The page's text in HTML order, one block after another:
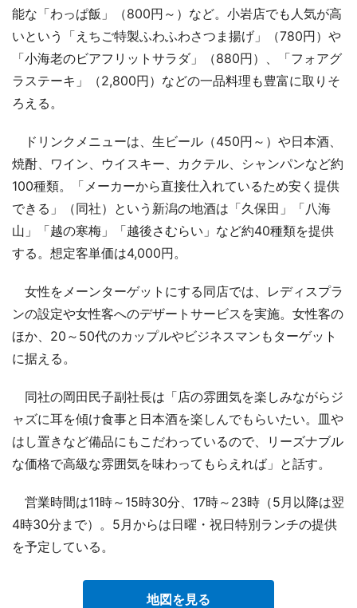
能な「わっぱ飯」（800円～）など。小岩店でも人気が高
いという「えちご特製ふわふわさつま揚げ」（780円）や
「小海老のビアフリットサラダ」（880円）、「フォアグ
ラステーキ」（2,800円）などの一品料理も豊富に取りそ
ろえる。
ドリンクメニューは、生ビール（450円～）や日本酒、
焼酎、ワイン、ウイスキー、カクテル、シャンパンなど約
100種類。「メーカーから直接仕入れているため安く提供
できる」（同社）という新潟の地酒は「久保田」「八海
山」「越の寒梅」「越後さむらい」など約40種類を提供
する。想定客単価は4,000円。
女性をメーンターゲットにする同店では、レディスプラ
ンの設定や女性客へのデザートサービスを実施。女性客の
ほか、20～50代のカップルやビジネスマンもターゲット
に据える。
同社の岡田民子副社長は「店の雰囲気を楽しみながらジ
ャズに耳を傾け食事と日本酒を楽しんでもらいたい。皿や
はし置きなど備品にもこだわっているので、リーズナブル
な価格で高級な雰囲気を味わってもらえれば」と話す。
営業時間は11時～15時30分、17時～23時（5月以降は翌
4時30分まで）。5月からは日曜・祝日特別ランチの提供
を予定している。
地図を見る